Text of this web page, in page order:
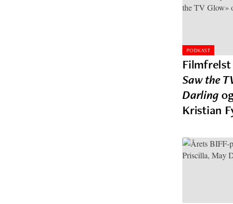
PODKAST
Filmfrelst
Saw the
Darling
Kristian